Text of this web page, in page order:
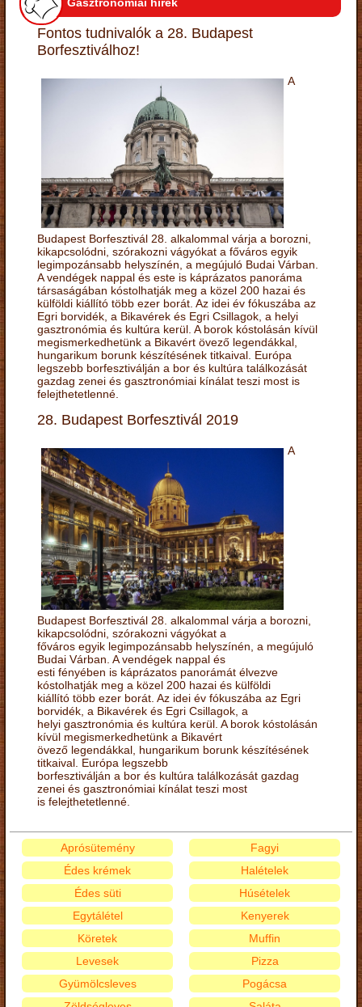
Gasztronómiai hírek
Fontos tudnivalók a 28. Budapest
Borfesztiválhoz!
A
Budapest Borfesztivál 28. alkalommal várja a borozni,
kikapcsolódni, szórakozni vágyókat a főváros egyik
legimpozánsabb helyszínén, a megújuló Budai Várban.
A vendégek nappal és este is káprázatos panoráma
társaságában kóstolhatják meg a közel 200 hazai és
külföldi kiállító több ezer borát. Az idei év fókuszába az
Egri borvidék, a Bikavérek és Egri Csillagok, a helyi
gasztronómia és kultúra kerül. A borok kóstolásán kívül
megismerkedhetünk a Bikavért övező legendákkal,
hungarikum borunk készítésének titkaival. Európa
legszebb borfesztiválján a bor és kultúra találkozását
gazdag zenei és gasztronómiai kínálat teszi most is
felejthetetlenné.
28. Budapest Borfesztivál 2019
A
Budapest Borfesztivál 28. alkalommal várja a borozni,
kikapcsolódni, szórakozni vágyókat a
főváros egyik legimpozánsabb helyszínén, a megújuló
Budai Várban. A vendégek nappal és
esti fényében is káprázatos panorámát élvezve
kóstolhatják meg a közel 200 hazai és külföldi
kiállító több ezer borát. Az idei év fókuszába az Egri
borvidék, a Bikavérek és Egri Csillagok, a
helyi gasztronómia és kultúra kerül. A borok kóstolásán
kívül megismerkedhetünk a Bikavért
övező legendákkal, hungarikum borunk készítésének
titkaival. Európa legszebb
borfesztiválján a bor és kultúra találkozását gazdag
zenei és gasztronómiai kínálat teszi most
is felejthetetlenné.
Aprósütemény
Édes krémek
Édes süti
Egytálétel
Fagyi
Halételek
Húsételek
Kenyerek
Köretek
Levesek
Gyümölcsleves
Muffin
Pizza
Pogácsa